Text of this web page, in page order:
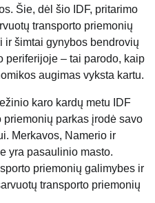
Šie, dėl šio IDF, pritarimo
transporto priemonių
ir šimtai gynybos bendrovių
periferijoje – tai parodo, kaip
augimas vyksta kartu.
karo kardų metu IDF
priemonių parkas įrodė savo
Merkavos, Namerio ir
yra pasaulinio masto.
priemonių galimybes ir
transporto priemonių